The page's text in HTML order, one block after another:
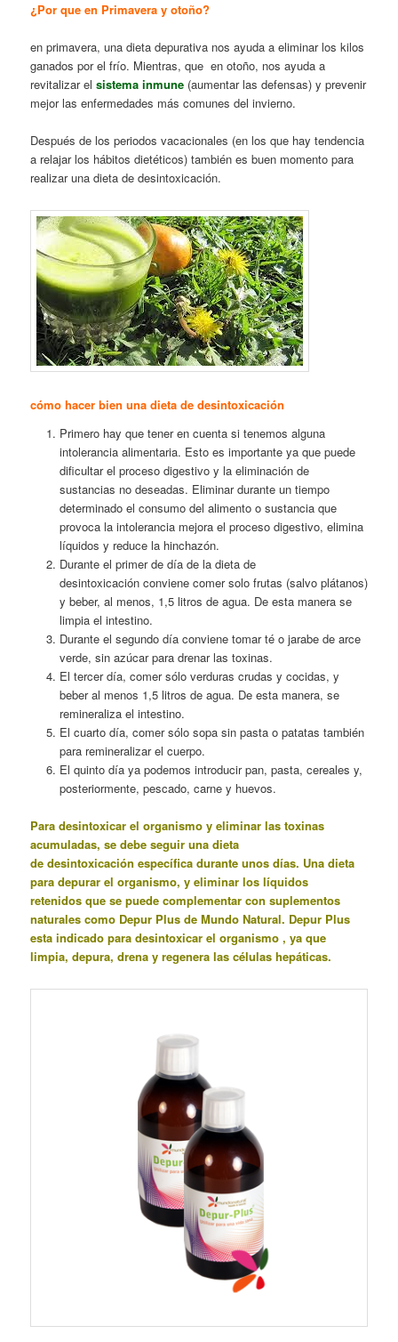
¿Por que en Primavera y otoño?
en primavera, una dieta depurativa nos ayuda a eliminar los kilos
ganados por el frío. Mientras, que en otoño, nos ayuda a
revitalizar elsistema inmune (aumentar las defensas) y prevenir
mejor las enfermedades más comunes del invierno.
Después de los periodos vacacionales (en los que hay tendencia
a relajar los hábitos dietéticos) también es buen momento para
realizar una dieta de desintoxicación.
cómo hacer bien una dieta de desintoxicación
Primero hay que tener en cuenta si tenemos alguna
intolerancia alimentaria. Esto es importante ya que puede
dificultar el proceso digestivo y la eliminación de
sustancias no deseadas. Eliminar durante un tiempo
determinado el consumo del alimento o sustancia que
provoca la intolerancia mejora el proceso digestivo, elimina
líquidos y reduce la hinchazón.
Durante el primer de día de la dieta de
desintoxicación conviene comer solo frutas (salvo plátanos)
y beber, al menos, 1,5 litros de agua. De esta manera se
limpia el intestino.
Durante el segundo día conviene tomar té o jarabe de arce
verde, sin azúcar para drenar las toxinas.
El tercer día, comer sólo verduras crudas y cocidas, y
beber al menos 1,5 litros de agua. De esta manera, se
remineraliza el intestino.
El cuarto día, comer sólo sopa sin pasta o patatas también
para remineralizar el cuerpo.
El quinto día ya podemos introducir pan, pasta, cereales y,
posteriormente, pescado, carne y huevos.
Para desintoxicar el organismo y eliminar las toxinas
acumuladas, se debe seguir una dieta
de desintoxicación específica durante unos días. Unadieta
para depurar el organismo, y eliminar los líquidos
retenidos que se puede complementar con suplementos
naturales como Depur Plus de Mundo Natural. Depur Plus
esta indicado para desintoxicar el organismo , ya que
limpia, depura, drena y regenera las células hepáticas.